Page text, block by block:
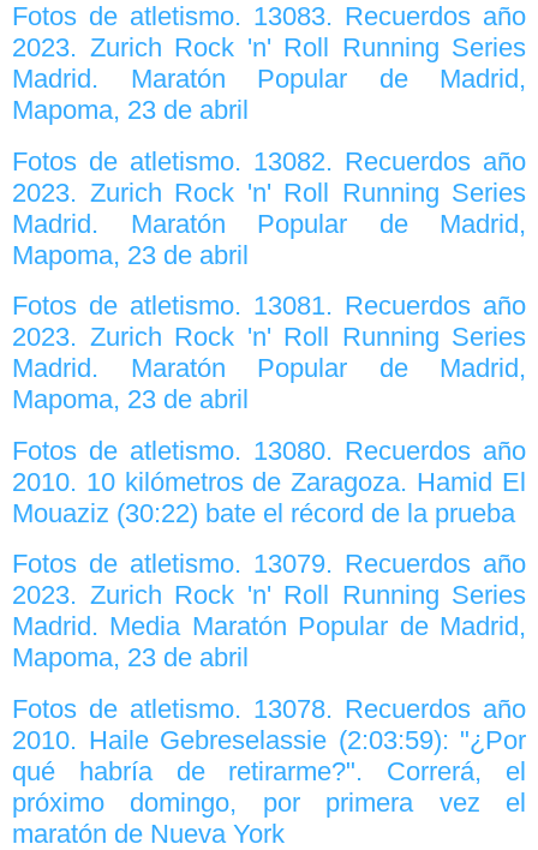
Fotos de atletismo. 13083. Recuerdos año
2023. Zurich Rock 'n' Roll Running Series
Madrid. Maratón Popular de Madrid,
Mapoma, 23 de abril
Fotos de atletismo. 13082. Recuerdos año
2023. Zurich Rock 'n' Roll Running Series
Madrid. Maratón Popular de Madrid,
Mapoma, 23 de abril
Fotos de atletismo. 13081. Recuerdos año
2023. Zurich Rock 'n' Roll Running Series
Madrid. Maratón Popular de Madrid,
Mapoma, 23 de abril
Fotos de atletismo. 13080. Recuerdos año
2010. 10 kilómetros de Zaragoza. Hamid El
Mouaziz (30:22) bate el récord de la prueba
Fotos de atletismo. 13079. Recuerdos año
2023. Zurich Rock 'n' Roll Running Series
Madrid. Media Maratón Popular de Madrid,
Mapoma, 23 de abril
Fotos de atletismo. 13078. Recuerdos año
2010. Haile Gebreselassie (2:03:59): "¿Por
qué habría de retirarme?". Correrá, el
próximo domingo, por primera vez el
maratón de Nueva York